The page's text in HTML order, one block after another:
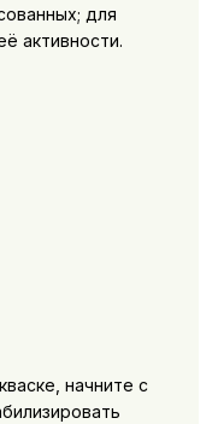
для
активности.
начните с